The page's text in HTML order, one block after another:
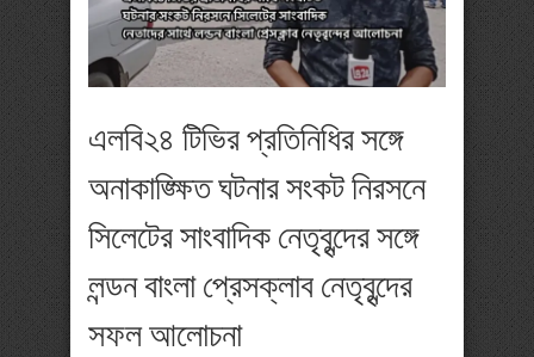
এলবি২৪ টিভির প্রতিনিধির সঙ্গে
অনাকাঙ্ক্ষিত ঘটনার সংকট নিরসনে
সিলেটের সাংবাদিক নেতৃবৃন্দের সঙ্গে
লন্ডন বাংলা প্রেসক্লাব নেতৃবৃন্দের
সফল আলোচনা